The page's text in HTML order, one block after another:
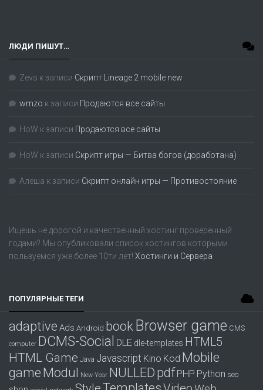
ЛЮДИ ПИШУТ…
Zevs к записи Скрипт Lineage 2 mobile new
wmzo к записи Продаются все сайты
HoW к записи Продаются все сайты
HoW к записи Скрипт игры — Битва богов (доработана)
Алеша к записи Скрипт онлайн игры — Противостояние
Ищешь не дорогой и качественный хостинг проверенный
годами? Мы опубликовали список хостингов которыми
пользуемся уже более 10ти лет! Хостинги и Сервера
ПОПУЛЯРНЫЕ ТЕГИ
adaptive Ads Android book Browser game CMS
computer DCMS-Social DLE dle-templates HTML5
HTML Game Java Javascript Kino Kod Mobile
gameModul New-Year NULLED pdf PHP Python seo